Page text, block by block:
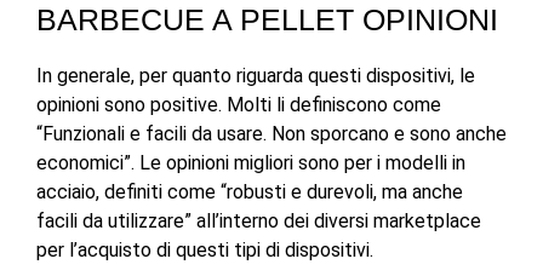
BARBECUE A PELLET OPINIONI
In generale, per quanto riguarda questi dispositivi, le
opinioni sono positive. Molti li definiscono come
“Funzionali e facili da usare. Non sporcano e sono anche
economici”. Le opinioni migliori sono per i modelli in
acciaio, definiti come “robusti e durevoli, ma anche
facili da utilizzare” all’interno dei diversi marketplace
per l’acquisto di questi tipi di dispositivi.